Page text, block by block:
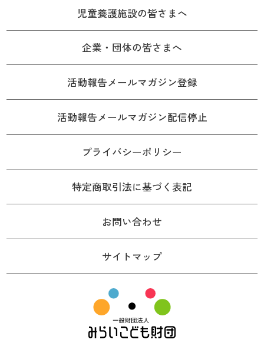
児童養護施設の皆さまへ
企業・団体の皆さまへ
活動報告メールマガジン登録
活動報告メールマガジン配信停止
プライバシーポリシー
特定商取引法に基づく表記
お問い合わせ
サイトマップ